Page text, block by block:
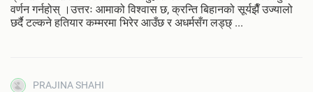
वर्णन गर्नहोस् ।उत्तरः आमाको विश्वास छ, क्रन्ति बिहानको सूर्यझैँ उज्यालो
छर्दै टल्कने हतियार कम्मरमा भिरेर आउँछ र अधर्मसँग लड्छ् ...
PRAJINA SHAHI